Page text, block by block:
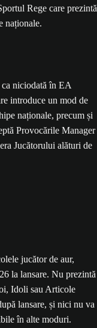
niciodată în EA
introduce un mod de
naționale, precum și
Provocările Manager
Jucătorului alături de
jucător de aur,
la lansare. Nu prezintă
Idoli sau Articole
lansare, și nici nu va
în alte moduri.